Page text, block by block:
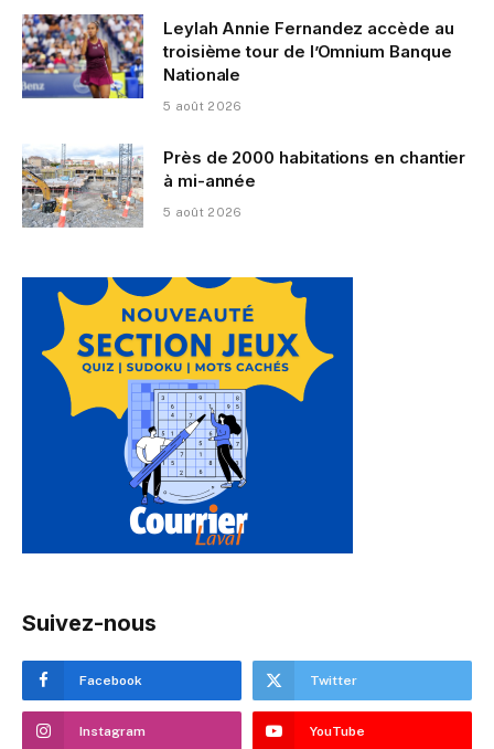
Leylah Annie Fernandez accède au
troisième tour de l’Omnium Banque
Nationale
5 août 2026
Près de 2000 habitations en chantier
à mi-année
5 août 2026
Suivez-nous
Facebook Twitter
Instagram YouTube